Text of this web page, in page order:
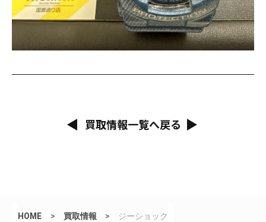
買取情報一覧へ戻る
HOME > 買取情報 > ジーショック